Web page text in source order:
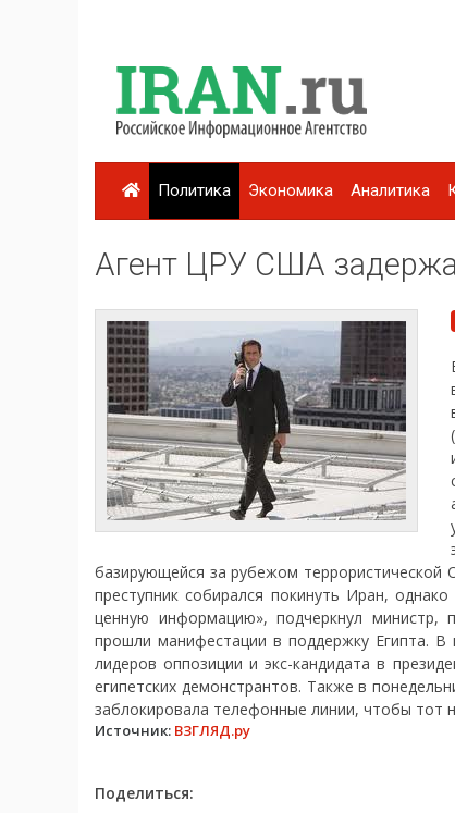
Политика Экономика Аналитика
Агент ЦРУ США
базирующейся за рубежом террористической
преступник собирался покинуть Иран,
ценную информацию», подчеркнул
прошли манифестации в поддержку Египта.
лидеров оппозиции и экс-кандидата в
египетских демонстрантов. Также в
заблокировала телефонные линии, чтобы тот
Источник: ВЗГЛЯД.ру
Поделиться: